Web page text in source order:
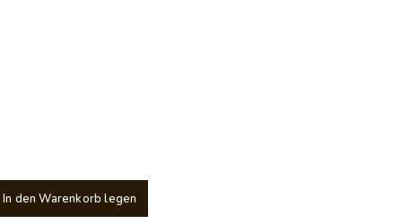
In den Warenkorb legen